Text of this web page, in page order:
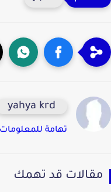
yahya krd
تهامة للمعلومات
قد تهمك